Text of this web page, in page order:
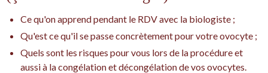
Ce qu'on apprend pendant le RDV avec la biologiste ;
Qu'est ce qu'il se passe concrètement pour votre ovocyte ;
Quels sont les risques pour vous lors de la procédure et
aussi à la congélation et décongélation de vos ovocytes.